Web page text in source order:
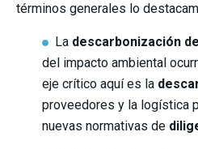
términos generales lo
La descarbonización
del impacto ambiental
eje crítico aquí es la
proveedores y la logística
nuevas normativas de